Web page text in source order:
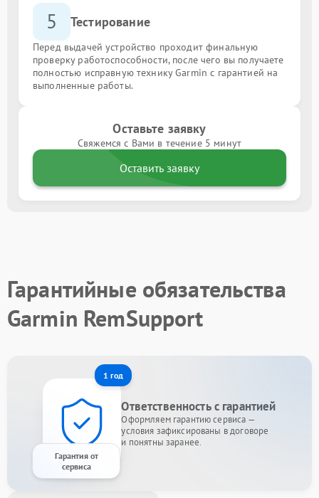
5 Тестирование
Перед выдачей устройство проходит финальную
проверку работоспособности, после чего вы получаете
полностью исправную технику Garmin с гарантией на
выполненные работы.
Оставьте заявку
Свяжемся с Вами в течение 5 минут
Оставить заявку
Гарантийные обязательства
Garmin RemSupport
1 год
Гарантия от
сервиса
Ответственность с гарантией
Оформляем гарантию сервиса —
условия зафиксированы в договоре
и понятны заранее.